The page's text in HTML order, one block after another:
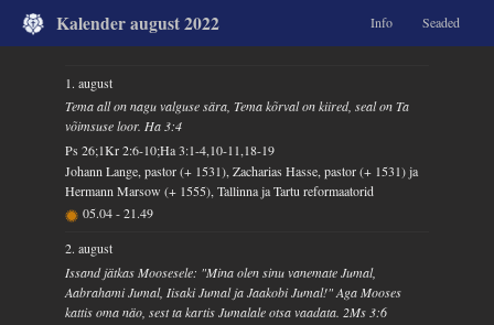
Kalender august 2022 Info Seaded
1. august
Tema all on nagu valguse sära, Tema kõrval on kiired, seal on Ta
võimsuse loor. Ha 3:4
Ps 26;1Kr 2:6-10;Ha 3:1-4,10-11,18-19
Johann Lange, pastor (+ 1531), Zacharias Hasse, pastor (+ 1531) ja
Hermann Marsow (+ 1555), Tallinna ja Tartu reformaatorid
05.04-21.49
2. august
Issand jätkas Moosesele: "Mina olen sinu vanemate Jumal,
Aabrahami Jumal, Iisaki Jumal ja Jaakobi Jumal!" Aga Mooses
kattis oma näo, sest ta kartis Jumalale otsa vaadata. 2Ms 3:6